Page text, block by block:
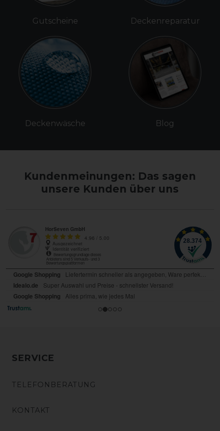
Gutscheine
Deckenwäsche
Deckenreparatur
Blog
Kundenmeinungen: Das sagen
unsere Kunden über uns
SERVICE
TELEFONBERATUNG
KONTAKT